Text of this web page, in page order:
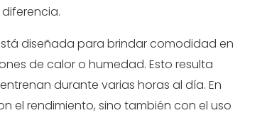
diseñada para brindar comodidad en
de calor o humedad. Esto resulta
durante varias horas al día. En
el rendimiento, sino también con el uso